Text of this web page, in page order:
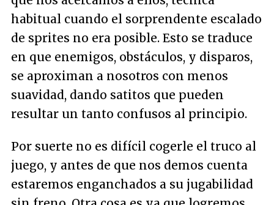
habitual cuando el sorprendente escalado
de sprites no era posible. Esto se traduce
en que enemigos, obstáculos, y disparos,
se aproximan a nosotros con menos
suavidad, dando satitos que pueden
resultar un tanto confusos al principio.
Por suerte no es difícil cogerle el truco al
juego, y antes de que nos demos cuenta
estaremos enganchados a su jugabilidad